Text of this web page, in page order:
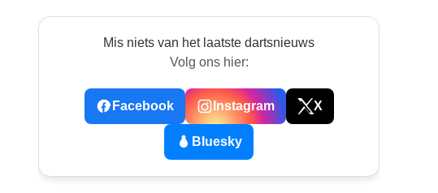
Mis niets van het laatste dartsnieuws
Volg ons hier:
Facebook Instagram X
Bluesky